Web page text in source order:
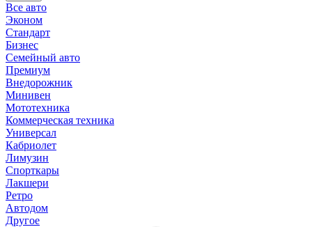
Все авто
Эконом
Стандарт
Бизнес
Семейный авто
Премиум
Внедорожник
Минивен
Мототехника
Коммерческая техника
Универсал
Кабриолет
Лимузин
Спорткары
Лакшери
Ретро
Автодом
Другое